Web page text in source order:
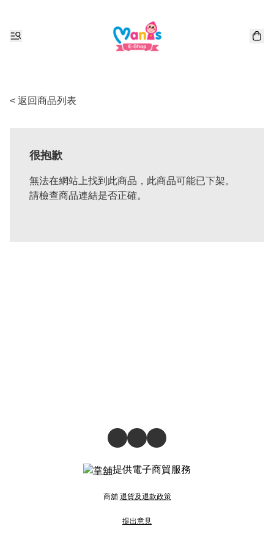
< 返回商品列表
很抱歉
無法在網站上找到此商品，此商品可能已下架。
請檢查商品連結是否正確。
提供電子商貿服務
商舖 退貨及退款政策
提出意見